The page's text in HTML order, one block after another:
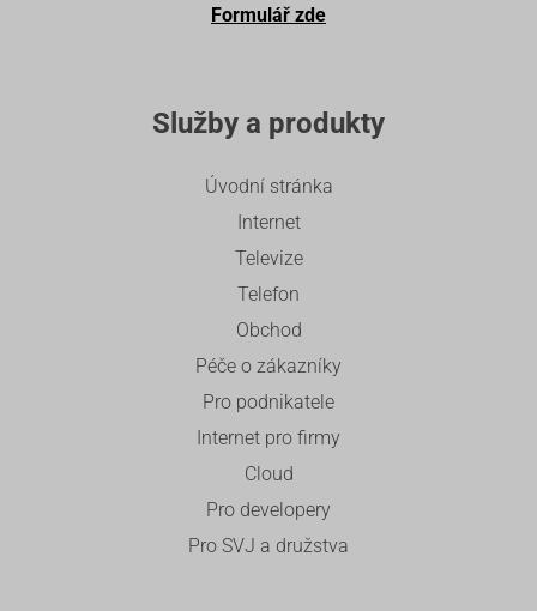
Formulář zde
Služby a produkty
Úvodní stránka
Internet
Televize
Telefon
Obchod
Péče o zákazníky
Pro podnikatele
Internet pro firmy
Cloud
Pro developery
Pro SVJ a družstva